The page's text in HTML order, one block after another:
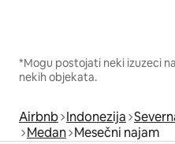
*Mogu postojati neki izuzeci
nekih objekata.
Airbnb Indonezija
Medan Mesečni najam